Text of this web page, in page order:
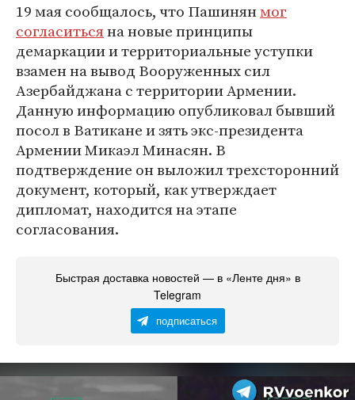
19 мая сообщалось, что Пашинянмог
согласитьсяна новые принципы
демаркации и территориальные уступки
взамен на вывод Вооруженных сил
Азербайджана с территории Армении.
Данную информацию опубликовал бывший
посол в Ватикане и зять экс-президента
Армении Микаэл Минасян. В
подтверждение он выложил трехсторонний
документ, который, как утверждает
дипломат, находится на этапе
согласования.
Быстрая доставка новостей — в «Ленте дня» в
Telegram
подписаться